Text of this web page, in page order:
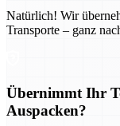
Natürlich! Wir
Transporte – ganz
Übernimmt Ihr
Auspacken?